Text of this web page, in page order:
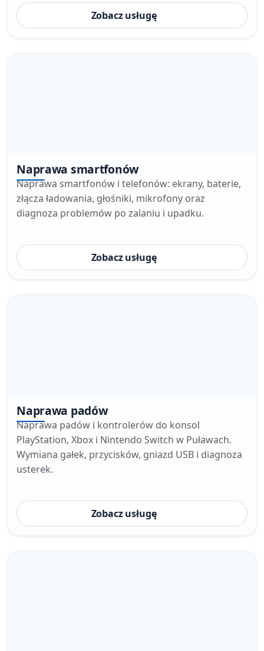
Zobacz usługę
Naprawa smartfonów
Naprawa smartfonów i telefonów: ekrany, baterie,
złącza ładowania, głośniki, mikrofony oraz
diagnoza problemów po zalaniu i upadku.
Zobacz usługę
Naprawa padów
Naprawa padów i kontrolerów do konsol
PlayStation, Xbox i Nintendo Switch w Puławach.
Wymiana gałek, przycisków, gniazd USB i diagnoza
usterek.
Zobacz usługę